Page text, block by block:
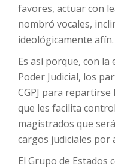
favores, actuar con
nombró vocales,
ideológicamente afín.
Es así porque, con la
Poder Judicial, los
CGPJ para
que les facilita
magistrados que
cargos judiciales por
El Grupo de Estados